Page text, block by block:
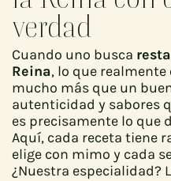
verdad
Cuando uno busca
Reina, lo que
mucho más que un
autenticidad y sabores
es precisamente lo que
Aquí, cada receta tiene
elige con mimo y cada
¿Nuestra especialidad?